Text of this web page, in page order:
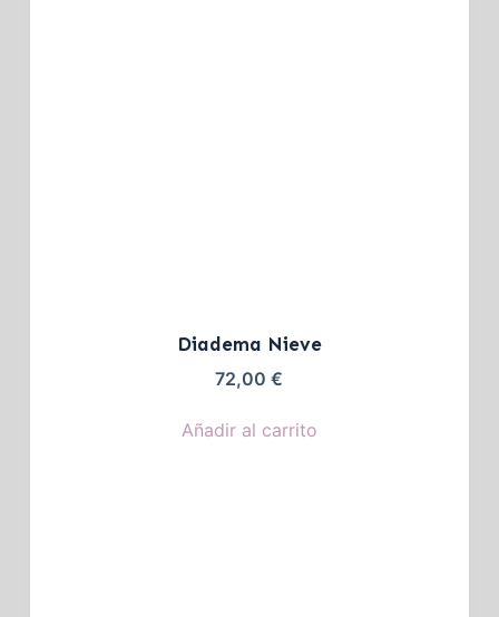
Diadema Nieve
72,00€
Añadir al carrito